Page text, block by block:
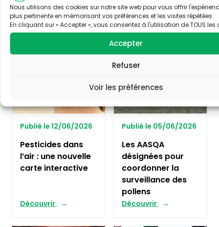
Nous utilisons des cookies sur notre site web pour vous offrir
plus pertinente en mémorisant vos préférences et les visites répétées.
En cliquant sur « Accepter », vous consentez à l'utilisation de TOUS les
Accepter
Refuser
Voir les préférences
AIR
Publié le 12/06/2026
Pesticides dans
l’air : une nouvelle
carte interactive
Découvrir
AIR
Publié le 05/06/2026
Les AASQA
désignées pour
coordonner la
surveillance des
pollens
Découvrir